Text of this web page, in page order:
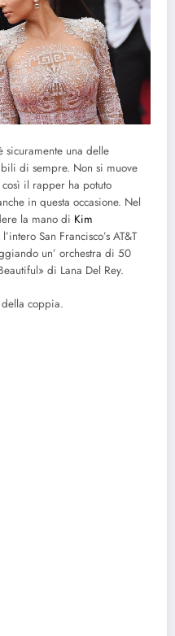
sicuramente una delle
di sempre. Non si muove
il rapper ha potuto
in questa occasione. Nel
la mano di Kim
San Francisco’s AT&T
un’ orchestra di 50
di Lana Del Rey.
coppia.